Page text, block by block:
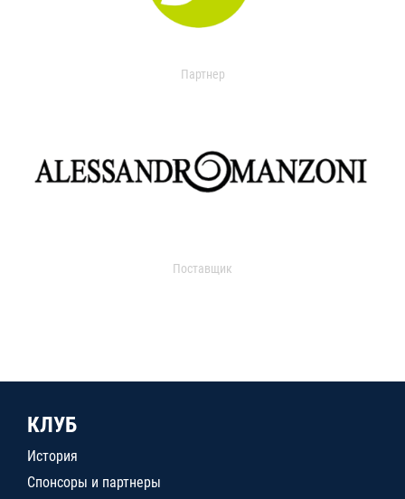
Партнер
Поставщик
КЛУБ
История
Спонсоры и партнеры